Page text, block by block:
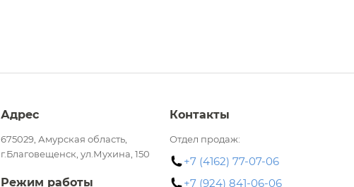
Адрес
675029, Амурская область,
г.Благовещенск, ул.Мухина, 150
Режим работы
Контакты
Отдел продаж:
+7 (4162) 77-07-06
+7 (924) 841-06-06